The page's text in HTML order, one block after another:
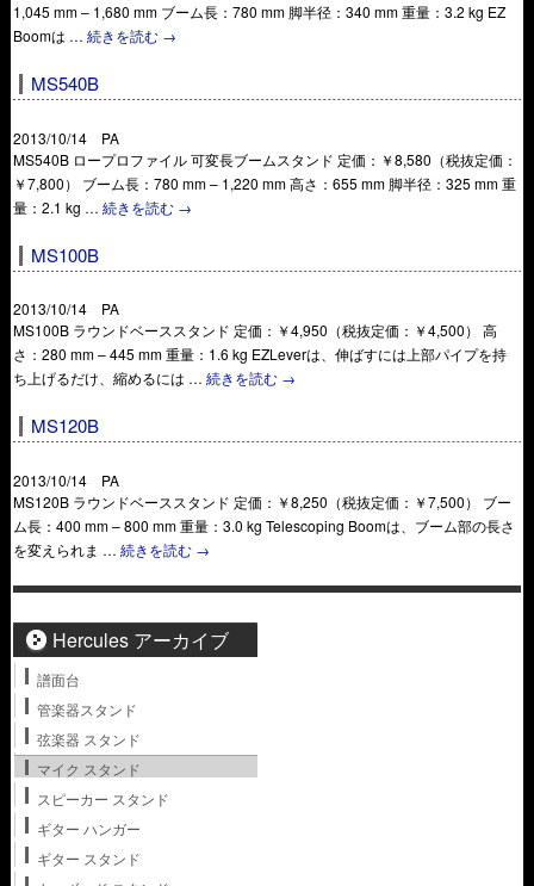
1,045 mm – 1,680 mm ブーム長：780 mm 脚半径：340 mm 重量：3.2 kg EZ
Boomは …続きを読む →
MS540B
2013/10/14 PA
MS540B ロープロファイル 可変長ブームスタンド 定価：￥8,580（税抜定価：
￥7,800） ブーム長：780 mm – 1,220 mm 高さ：655 mm 脚半径：325 mm 重
量：2.1 kg …続きを読む →
MS100B
2013/10/14 PA
MS100B ラウンドベーススタンド 定価：￥4,950（税抜定価：￥4,500） 高
さ：280 mm – 445 mm 重量：1.6 kg EZLeverは、伸ばすには上部パイプを持
ち上げるだけ、縮めるには …続きを読む →
MS120B
2013/10/14 PA
MS120B ラウンドベーススタンド 定価：￥8,250（税抜定価：￥7,500） ブー
ム長：400 mm – 800 mm 重量：3.0 kg Telescoping Boomは、ブーム部の長さ
を変えられま …続きを読む →
Hercules アーカイブ
譜面台
管楽器スタンド
弦楽器 スタンド
マイク スタンド
スピーカー スタンド
ギター ハンガー
ギター スタンド